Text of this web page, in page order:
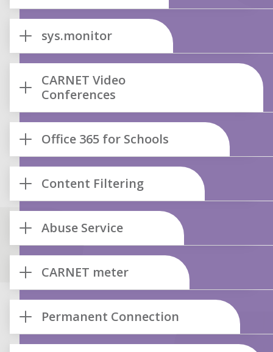
sys.monitor
CARNET Video
Conferences
Office 365 for Schools
Content Filtering
Abuse Service
CARNET meter
Permanent Connection